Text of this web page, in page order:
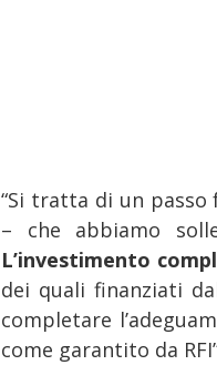
“Si tratta di un passo
– che abbiamo
L’investimento
dei quali finanziati
completare
come garantito da